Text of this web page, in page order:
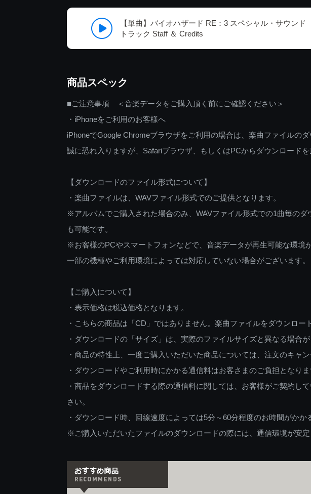
【単曲】バイオハザード RE：3 スペシャル・サウンド
トラック Staff ＆ Credits
商品スペック
■ご注意事項 ＜音楽データをご購入頂く前にご確認ください＞
・iPhoneをご利用のお客様へ
iPhoneでGoogle Chromeブラウザをご利用の場合は、楽曲ファイルのダ
誠に恐れ入りますが、Safariブラウザ、もしくはPCからダウンロードを
【ダウンロードのファイル形式について】
・楽曲ファイルは、WAVファイル形式でのご提供となります。
※アルバムでご購入された場合のみ、WAVファイル形式での1曲毎の
も可能です。
※お客様のPCやスマートフォンなどで、音楽データが再生可能な環境
一部の機種やご利用環境によっては対応していない場合がございます。
【ご購入について】
・表示価格は税込価格となります。
・こちらの商品は「CD」ではありません。楽曲ファイルをダウンロ
・ダウンロードの「サイズ」は、実際のファイルサイズと異なる場合が
・商品の特性上、一度ご購入いただいた商品については、注文のキャ
・ダウンロードやご利用時にかかる通信料はお客さまのご負担となりま
・商品をダウンロードする際の通信料に関しては、お客様がご契約
さい。
・ダウンロード時、回線速度によっては5分～60分程度のお時間がかか
※ご購入いただいたファイルのダウンロードの際には、通信環境が安定